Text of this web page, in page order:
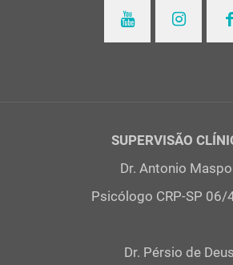
SUPERVISÃO
Dr. Antonio
Psicólogo CRP-SP 06/
Dr. Pérsio de Deus